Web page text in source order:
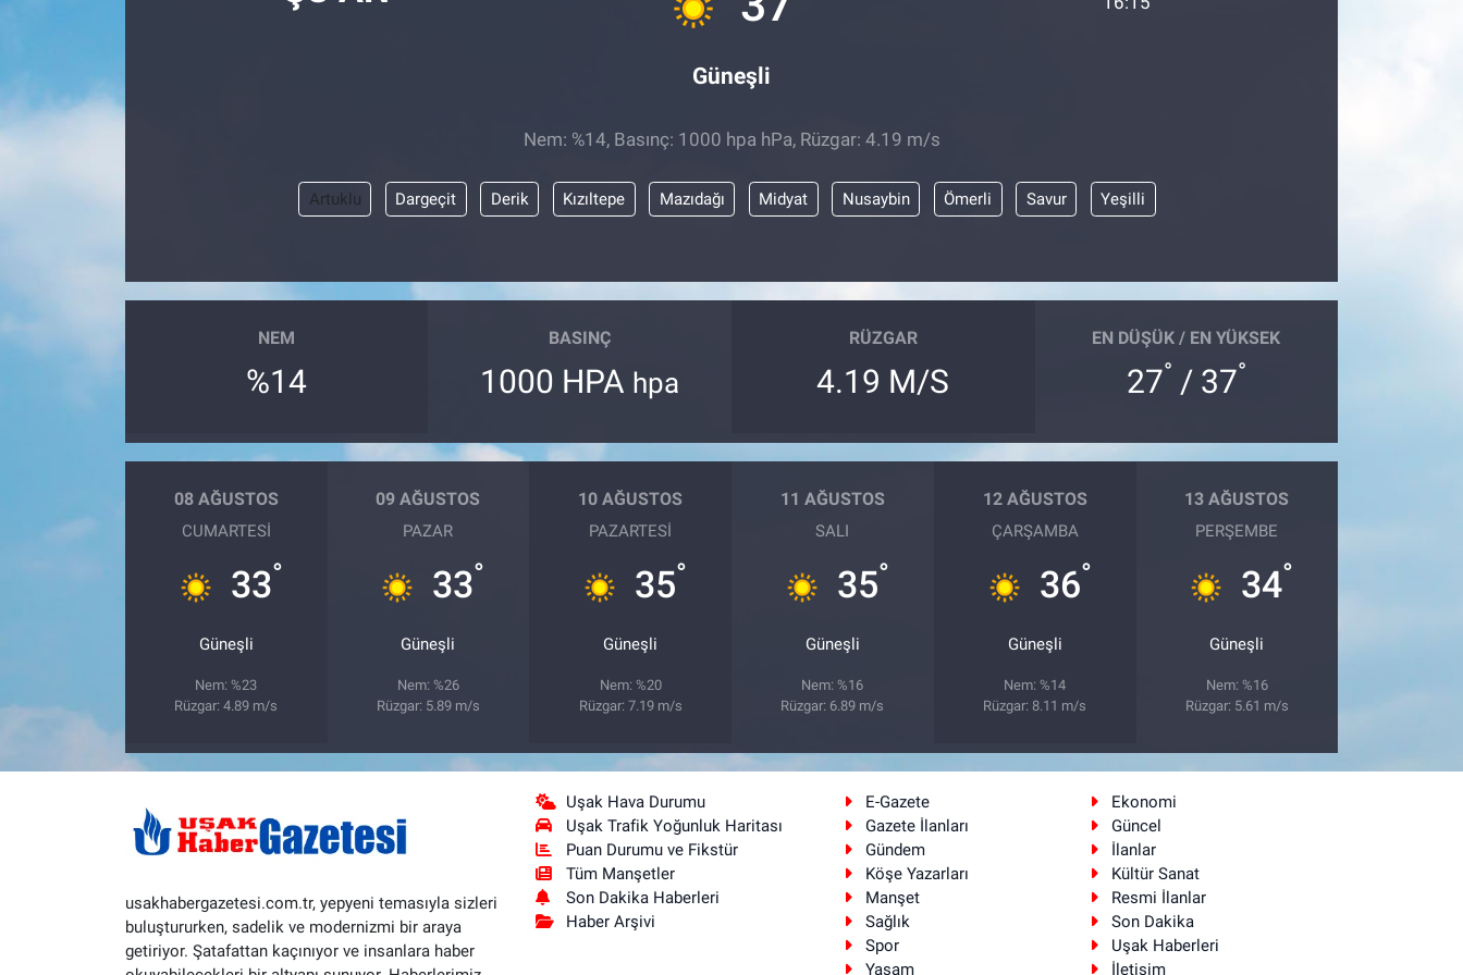
Güneşli
Nem: %14, Basınç: 1000 hpa hPa, Rüzgar: 4.19 m/s
Artuklu Dargeçit Derik Kızıltepe Mazıdağı Midyat Nusaybin Ömerli Savur Yeşilli
NEM
%14
BASINÇ
1000 HPA hpa
RÜZGAR
4.19 M/S
EN DÜŞÜK / EN YÜKSEK
27° / 37°
08 AĞUSTOS
CUMARTESI
33°
Güneşli
Nem: %23
Rüzgar: 4.89 m/s
09 AĞUSTOS
PAZAR
33°
Güneşli
Nem: %26
Rüzgar: 5.89 m/s
10 AĞUSTOS
PAZARTESI
35°
Güneşli
Nem: %20
Rüzgar: 7.19 m/s
11 AĞUSTOS
SALI
35°
Güneşli
Nem: %16
Rüzgar: 6.89 m/s
12 AĞUSTOS
ÇARŞAMBA
36°
Güneşli
Nem: %14
Rüzgar: 8.11 m/s
13 AĞUSTOS
PERŞEMBE
34°
Güneşli
Nem: %16
Rüzgar: 5.61 m/s
usakhabergazetesi.com.tr, yepyeni temasıyla sizleri
buluştururken, sadelik ve modernizmi bir araya
getiriyor. Şatafattan kaçınıyor ve insanlara haber
Uşak Hava Durumu
Uşak Trafik Yoğunluk Haritası
Puan Durumu ve Fikstür
Tüm Manşetler
Son Dakika Haberleri
Haber Arşivi
E-Gazete
Ekonomi
Gazete İlanları
Güncel
Gündem
İlanlar
Köşe Yazarları
Kültür Sanat
Manşet
Resmi İlanlar
Sağlık
Son Dakika
Spor
Uşak Haberleri
Yaşam
İletişim
Resmi İlanlar